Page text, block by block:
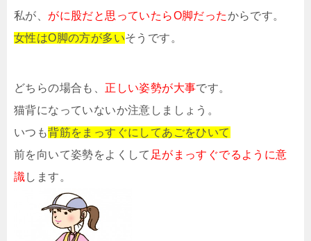
私が、 がに股だと思っていたらO脚だったからです。
女性はO脚の方が多いそうです。
どちらの場合も、 正しい姿勢が大事です。
猫背になっていないか注意しましょう。
いつも背筋をまっすぐにしてあごをひいて
前を向いて姿勢をよくして 足がまっすぐでるように意
識します。